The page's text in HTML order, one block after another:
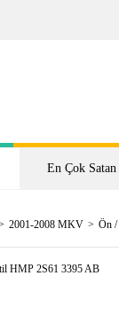
En Çok
2001-2008 MKV Ön /